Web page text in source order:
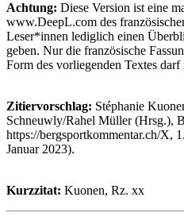
Achtung: Diese Version ist eine
www.DeepL.com des
Leser*innen lediglich einen
geben. Nur die französische
Form des vorliegenden Textes
Zitiervorschlag: Stéphanie
Schneuwly/Rahel Müller (Hrsg.),
https://bergsportkommentar.ch/X,
Januar 2023).
Kurzzitat: Kuonen, Rz. xx